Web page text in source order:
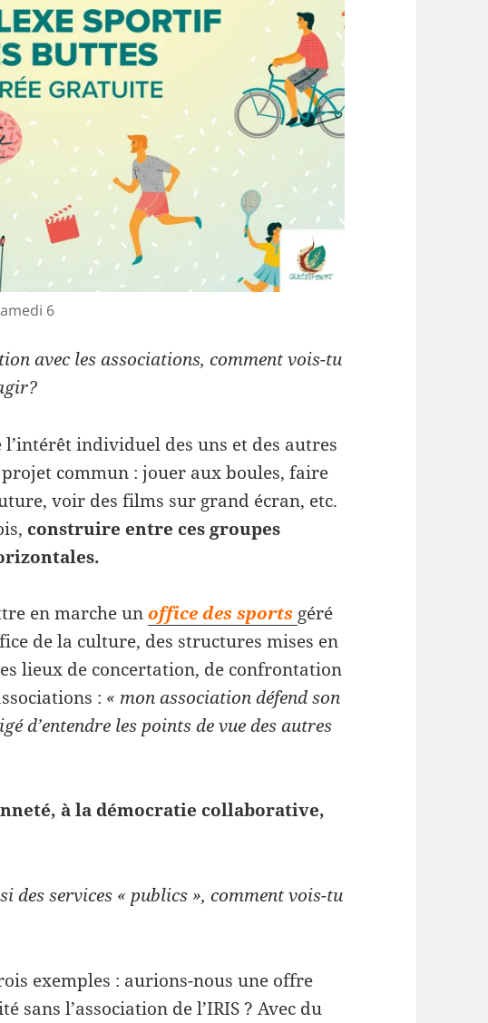
6
avec les associations, comment vois-tu
l’intérêt individuel des uns et des autres
commun : jouer aux boules, faire
voir des films sur grand écran, etc.
construire entre ces groupes
en marche unoffice des sports géré
de la culture, des structures mises en
lieux de concertation, de confrontation
: « mon association défend son
d’entendre les points de vue des autres
à la démocratie collaborative,
des services « publics », comment vois-tu
exemples : aurions-nous une offre
sans l’association de l’IRIS ? Avec du